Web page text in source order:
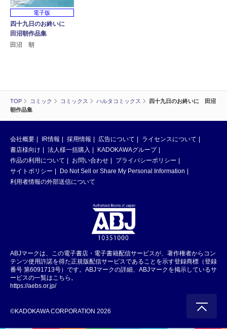
TOP コミック コミックス ハルタコミックス
四十九日のお終いに 田沼
朝作品集
電子版
四十九日のお終いに
田沼朝作品集
田沼 朝
会社概要 IR情報 採用情報 広告について
ライセンスについて
書店様向け
法人様一括購入
KADOKAWAグループ
作品の利用について
お問い合わせ
プライバシーポリシー
サイトポリシー
Do Not Sell or Share My Personal Information
利用者情報の外部送信について
ABJマークは、この電子書店・電子書籍配信サービスが、著作権者からコン
テンツ使用許諾を得た正規版配信サービスであることを示す登録商標（登録
番号 第6091713号）です。ABJマークの詳細、ABJマークを掲示しているサ
ービスの一覧はこちら。
https://aebs.or.jp/
©KADOKAWA CORPORATION 2026